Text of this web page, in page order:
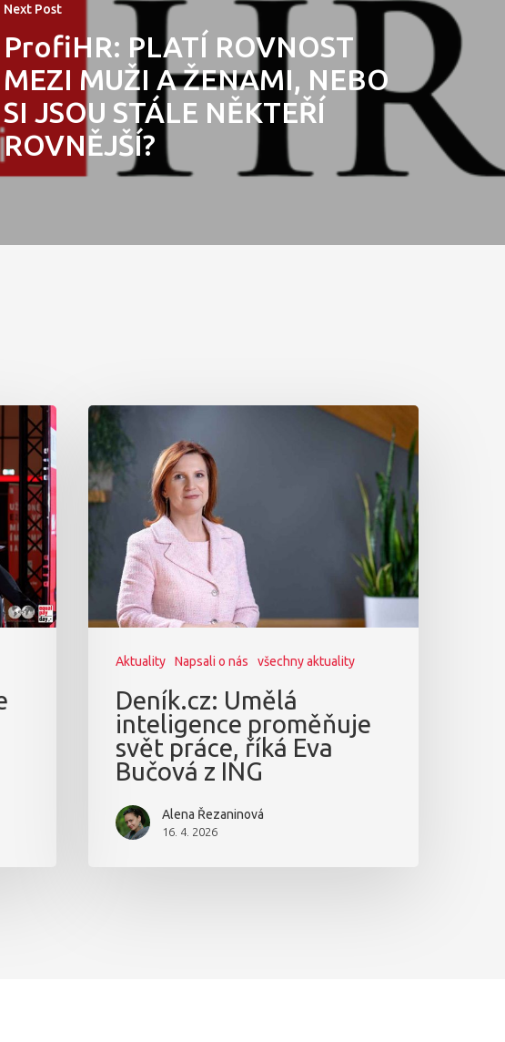
Next Post
ProfiHR: PLATÍ ROVNOST
MEZI MUŽI A ŽENAMI, NEBO
SI JSOU STÁLE NĚKTEŘÍ
ROVNĚJŠÍ?
Aktuality Napsali o nás všechny aktuality
Deník.cz: Umělá
inteligence proměňuje
svět práce, říká Eva
Bučová z ING
Alena Řezaninová
16. 4. 2026